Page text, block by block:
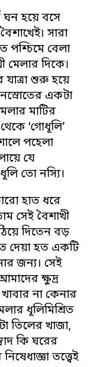
ঘন হয়ে বসে
সারা
পশ্চিমে বেলা
মেলার দিকে।
যাত্রা শুরু হয়ে
একটা
মাটির
‘গোধূলি’
পহেলা
যে
তো নস্যি।
হাত ধরে
সেই বৈশাখী
দিতেন বড়
দেয়া হত একটি
জন্য। সেই
ক্ষুদ্র
খাবার না কেনার
ধূলিমিশ্রিত
তিলের খাজা,
কি ঘরের
তত্ত্বেই